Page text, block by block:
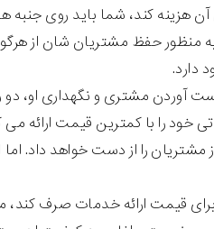
کند، شما باید روی جنبه
منظور حفظ مشتریان شان از
دارد.
آوردن مشتری و نگهداری او، دو
خود را با کمترین قیمت ارائه
را از دست خواهد داد.
قیمت ارائه خدمات صرف